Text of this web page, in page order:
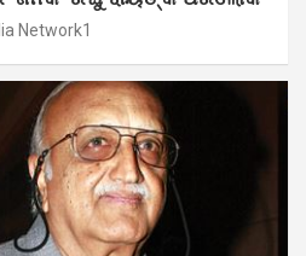
Network1